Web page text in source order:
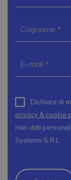
Dichiaro di
privacy & cookie
miei dati
Systems S.R.L.